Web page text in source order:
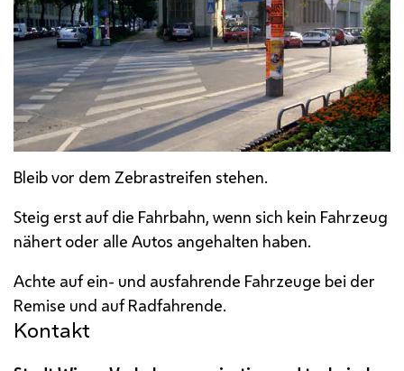
Bleib vor dem Zebrastreifen stehen.
Steig erst auf die Fahrbahn, wenn sich kein Fahrzeug
nähert oder alle Autos angehalten haben.
Achte auf ein- und ausfahrende Fahrzeuge bei der
Remise und auf Radfahrende.
Kontakt